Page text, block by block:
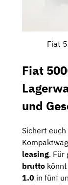
Fiat
Fiat
und
Sichert
leasing. Für
brutto
1.0 in fünf